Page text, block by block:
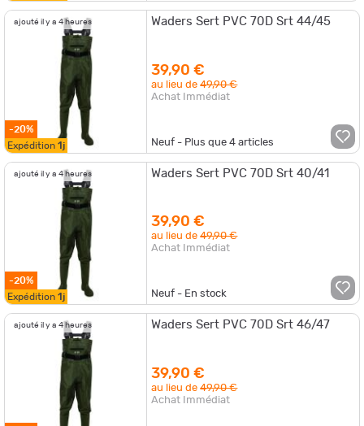
ajouté il y a 4 heures
-20%
Expédition 1j
Waders Sert PVC 70D Srt 44/45
39,90 €
au lieu de49,90 €
Achat Immédiat
Neuf - Plus que4 articles
ajouté il y a 4 heures
-20%
Expédition 1j
Waders Sert PVC 70D Srt 40/41
39,90 €
au lieu de49,90 €
Achat Immédiat
Neuf - En stock
ajouté il y a 4 heures Waders Sert PVC 70D Srt 46/47
39,90 €
au lieu de49,90 €
Achat Immédiat